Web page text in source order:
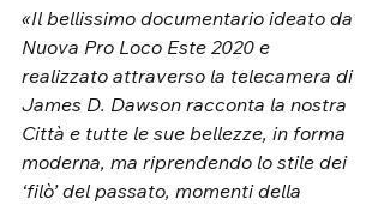
«Il bellissimo documentario ideato da
Nuova Pro Loco Este 2020 e
realizzato attraverso la telecamera di
James D. Dawson racconta la nostra
Città e tutte le sue bellezze, in forma
moderna, ma riprendendo lo stile dei
‘filò’ del passato, momenti della